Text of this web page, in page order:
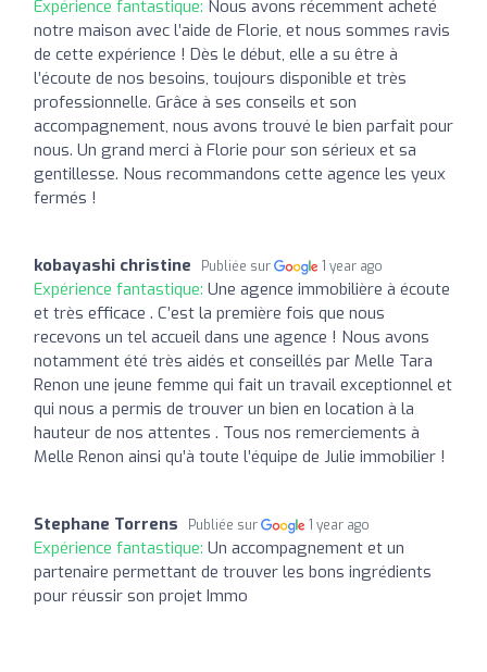
Expérience fantastique: Nous avons récemment acheté
notre maison avec l’aide de Florie, et nous sommes ravis
de cette expérience ! Dès le début, elle a su être à
l’écoute de nos besoins, toujours disponible et très
professionnelle. Grâce à ses conseils et son
accompagnement, nous avons trouvé le bien parfait pour
nous. Un grand merci à Florie pour son sérieux et sa
gentillesse. Nous recommandons cette agence les yeux
fermés !
kobayashi christine Publiée sur 1 year ago
Expérience fantastique: Une agence immobilière à écoute
et très efficace . C’est la première fois que nous
recevons un tel accueil dans une agence ! Nous avons
notamment été très aidés et conseillés par Melle Tara
Renon une jeune femme qui fait un travail exceptionnel et
qui nous a permis de trouver un bien en location à la
hauteur de nos attentes . Tous nos remerciements à
Melle Renon ainsi qu’à toute l’équipe de Julie immobilier !
Stephane Torrens Publiée sur 1 year ago
Expérience fantastique: Un accompagnement et un
partenaire permettant de trouver les bons ingrédients
pour réussir son projet Immo